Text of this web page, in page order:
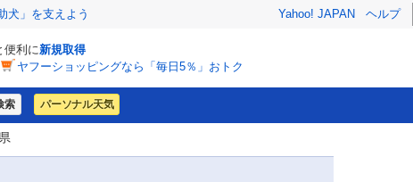
犬」を支えよう Yahoo! JAPAN ヘルプ
便利に新規取得
ヤフーショッピングなら「毎日5％」おトク
パーソナル天気